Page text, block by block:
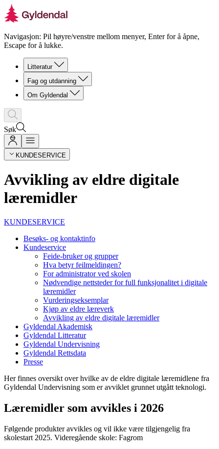
Navigasjon: Pil høyre/venstre mellom menyer, Enter for å åpne,
Escape for å lukke.
Litteratur
Fag og utdanning
Om Gyldendal
Søk
KUNDESERVICE
Avvikling av eldre digitale
læremidler
KUNDESERVICE
Besøks- og kontaktinfo
Kundeservice
Feide-bruker og grupper
Hva betyr feilmeldingen?
For administrator ved skolen
Nødvendige nettsteder for full funksjonalitet i digitale
læremidler
Vurderingseksemplar
Kjøp av eldre læreverk
Avvikling av eldre digitale læremidler
Gyldendal Akademisk
Gyldendal Litteratur
Gyldendal Undervisning
Gyldendal Rettsdata
Presse
Her finnes oversikt over hvilke av de eldre digitale læremidlene fra
Gyldendal Undervisning som er avviklet grunnet utgått teknologi.
Læremidler som avvikles i 2026
Følgende produkter avvikles og vil ikke være tilgjengelig fra
skolestart 2025. Videregående skole: Fagrom